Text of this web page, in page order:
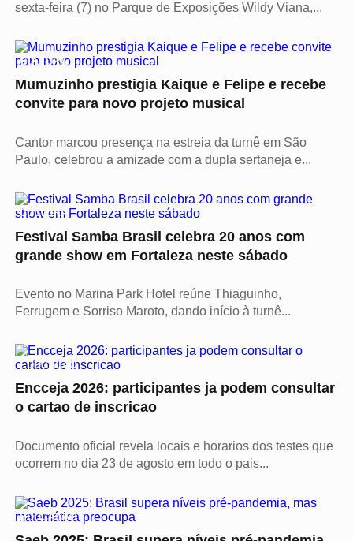
sexta-feira (7) no Parque de Exposições Wildy Viana,...
CULTURA
Mumuzinho prestigia Kaique e Felipe e recebe
convite para novo projeto musical
Cantor marcou presença na estreia da turnê em São
Paulo, celebrou a amizade com a dupla sertaneja e...
CULTURA
Festival Samba Brasil celebra 20 anos com
grande show em Fortaleza neste sábado
Evento no Marina Park Hotel reúne Thiaguinho,
Ferrugem e Sorriso Maroto, dando início à turnê...
EDUCAÇÃO
Encceja 2026: participantes ja podem consultar
o cartao de inscricao
Documento oficial revela locais e horarios dos testes que
ocorrem no dia 23 de agosto em todo o pais...
EDUCAÇÃO